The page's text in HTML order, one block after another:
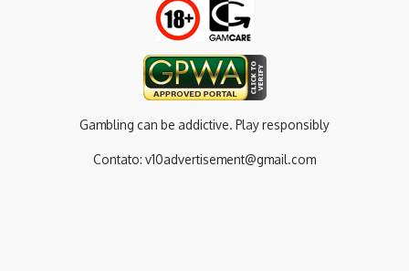
Gambling can be addictive. Play responsibly
Contato: v10advertisement@gmail.com